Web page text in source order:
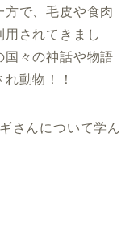
で、毛皮や食肉
用されてきまし
国々の神話や物語
動物！！
さんについて学ん